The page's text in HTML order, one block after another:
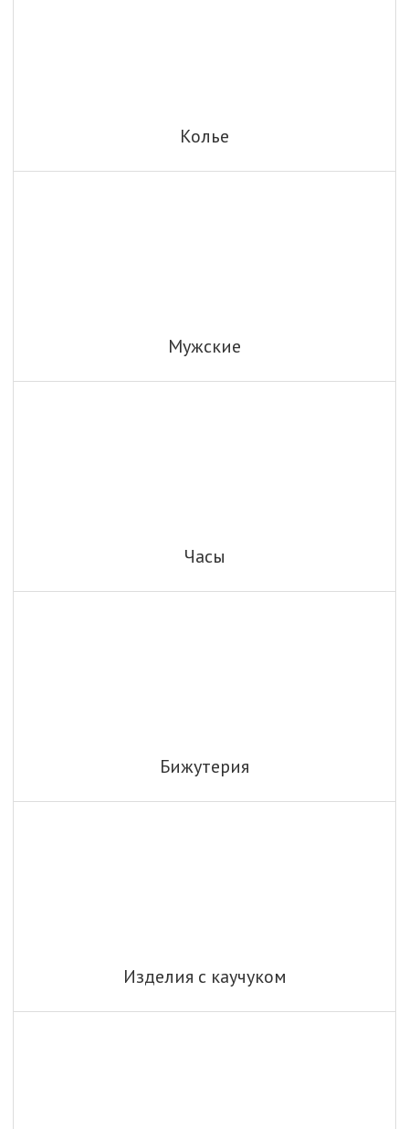
Колье
Мужские
Часы
Бижутерия
Изделия с каучуком